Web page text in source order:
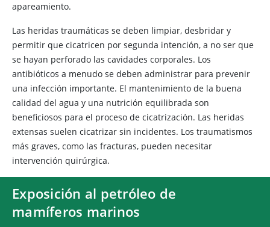
apareamiento.
Las heridas traumáticas se deben limpiar, desbridar y
permitir que cicatricen por segunda intención, a no ser que
se hayan perforado las cavidades corporales. Los
antibióticos a menudo se deben administrar para prevenir
una infección importante. El mantenimiento de la buena
calidad del agua y una nutrición equilibrada son
beneficiosos para el proceso de cicatrización. Las heridas
extensas suelen cicatrizar sin incidentes. Los traumatismos
más graves, como las fracturas, pueden necesitar
intervención quirúrgica.
Exposición al petróleo de
mamíferos marinos